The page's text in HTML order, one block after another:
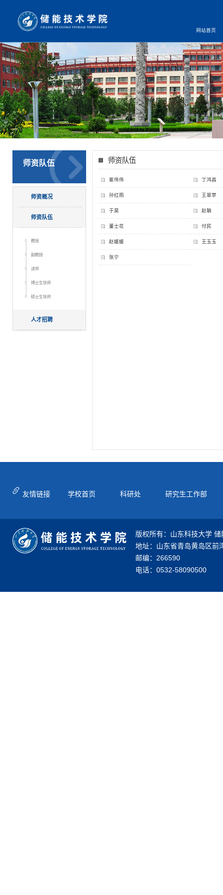
网站首页
师资队伍
师资概况
师资队伍
教授
副教授
讲师
博士生导师
硕士生导师
人才招聘
师资队伍
崔伟伟 丁鸿昌
孙红雨 王翠苹
于昊 赵聃
董士花 付民
赵媛媛 王玉玉
张宁
友情链接 学校首页 科研处 研究生工作部
版权所有：山东科技大学
地址：山东省青岛黄岛区前
邮编：266590
电话：0532-58090500